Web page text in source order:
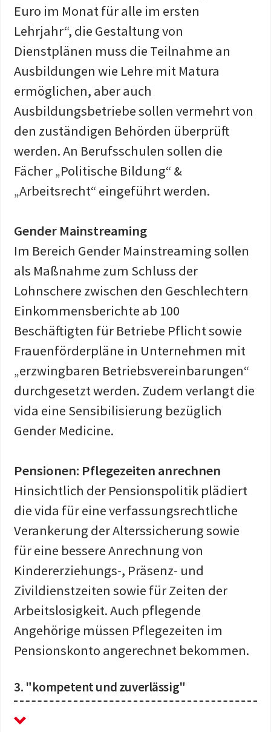
Euro im Monat für alle im ersten
Lehrjahr“, die Gestaltung von
Dienstplänen muss die Teilnahme an
Ausbildungen wie Lehre mit Matura
ermöglichen, aber auch
Ausbildungsbetriebe sollen vermehrt von
den zuständigen Behörden überprüft
werden. An Berufsschulen sollen die
Fächer „Politische Bildung“ &
„Arbeitsrecht“ eingeführt werden.
Gender Mainstreaming
Im Bereich Gender Mainstreaming sollen
als Maßnahme zum Schluss der
Lohnschere zwischen den Geschlechtern
Einkommensberichte ab 100
Beschäftigten für Betriebe Pflicht sowie
Frauenförderpläne in Unternehmen mit
„erzwingbaren Betriebsvereinbarungen“
durchgesetzt werden. Zudem verlangt die
vida eine Sensibilisierung bezüglich
Gender Medicine.
Pensionen: Pflegezeiten anrechnen
Hinsichtlich der Pensionspolitik plädiert
die vida für eine verfassungsrechtliche
Verankerung der Alterssicherung sowie
für eine bessere Anrechnung von
Kindererziehungs-, Präsenz- und
Zivildienstzeiten sowie für Zeiten der
Arbeitslosigkeit. Auch pflegende
Angehörige müssen Pflegezeiten im
Pensionskonto angerechnet bekommen.
3. "kompetent und zuverlässig"